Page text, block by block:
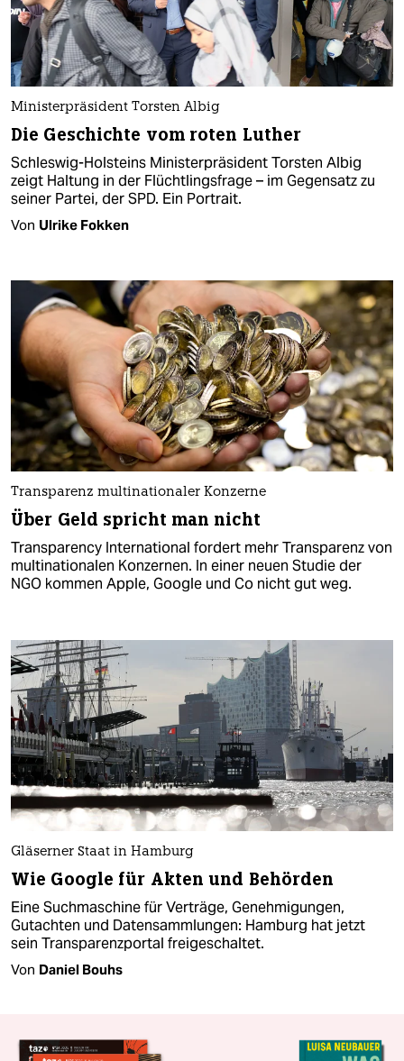
Ministerpräsident Torsten Albig
Die Geschichte vom roten Luther
Schleswig-Holsteins Ministerpräsident Torsten Albig
zeigt Haltung in der Flüchtlingsfrage – im Gegensatz zu
seiner Partei, der SPD. Ein Portrait.
Von Ulrike Fokken
Transparenz multinationaler Konzerne
Über Geld spricht man nicht
Transparency International fordert mehr Transparenz von
multinationalen Konzernen. In einer neuen Studie der
NGO kommen Apple, Google und Co nicht gut weg.
Gläserner Staat in Hamburg
Wie Google für Akten und Behörden
Eine Suchmaschine für Verträge, Genehmigungen,
Gutachten und Datensammlungen: Hamburg hat jetzt
sein Transparenzportal freigeschaltet.
Von Daniel Bouhs